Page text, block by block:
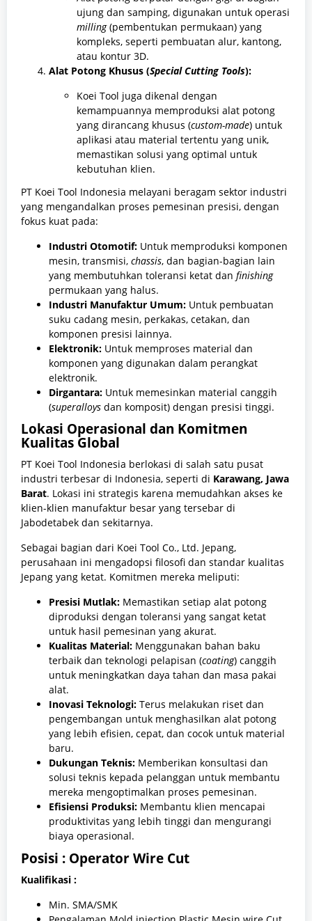
ujung dan samping, digunakan untuk operasi
milling(pembentukan permukaan) yang
kompleks, seperti pembuatan alur, kantong,
atau kontur 3D.
Alat Potong Khusus (Special Cutting Tools):
Koei Tool juga dikenal dengan
kemampuannya memproduksi alat potong
yang dirancang khusus (custom-made) untuk
aplikasi atau material tertentu yang unik,
memastikan solusi yang optimal untuk
kebutuhan klien.
PT Koei Tool Indonesia melayani beragam sektor industri
yang mengandalkan proses pemesinan presisi, dengan
fokus kuat pada:
Industri Otomotif: Untuk memproduksi komponen
mesin, transmisi, chassis, dan bagian-bagian lain
yang membutuhkan toleransi ketat dan finishing
permukaan yang halus.
Industri Manufaktur Umum: Untuk pembuatan
suku cadang mesin, perkakas, cetakan, dan
komponen presisi lainnya.
Elektronik: Untuk memproses material dan
komponen yang digunakan dalam perangkat
elektronik.
Dirgantara: Untuk memesinkan material canggih
(superalloys dan komposit) dengan presisi tinggi.
Lokasi Operasional dan Komitmen
Kualitas Global
PT Koei Tool Indonesia berlokasi di salah satu pusat
industri terbesar di Indonesia, seperti di Karawang, Jawa
Barat. Lokasi ini strategis karena memudahkan akses ke
klien-klien manufaktur besar yang tersebar di
Jabodetabek dan sekitarnya.
Sebagai bagian dari Koei Tool Co., Ltd. Jepang,
perusahaan ini mengadopsi filosofi dan standar kualitas
Jepang yang ketat. Komitmen mereka meliputi:
Presisi Mutlak: Memastikan setiap alat potong
diproduksi dengan toleransi yang sangat ketat
untuk hasil pemesinan yang akurat.
Kualitas Material: Menggunakan bahan baku
terbaik dan teknologi pelapisan (coating) canggih
untuk meningkatkan daya tahan dan masa pakai
alat.
Inovasi Teknologi: Terus melakukan riset dan
pengembangan untuk menghasilkan alat potong
yang lebih efisien, cepat, dan cocok untuk material
baru.
Dukungan Teknis: Memberikan konsultasi dan
solusi teknis kepada pelanggan untuk membantu
mereka mengoptimalkan proses pemesinan.
Efisiensi Produksi: Membantu klien mencapai
produktivitas yang lebih tinggi dan mengurangi
biaya operasional.
Posisi : Operator Wire Cut
Kualifikasi :
Min. SMA/SMK